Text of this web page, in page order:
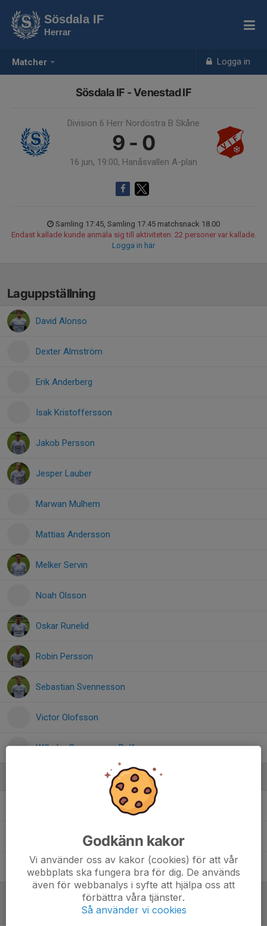
Matcher Logga in
Sösdala IF
Herrar
Sösdala IF - Venestad IF
Division 6 Herr Nordöstra B Skåne
9 - 0
16 jun, 19:00, Hanåsvallen A-plan
Samling 17:45, Samling 17.45 matchsnack 18.00
Endast kallade kunde anmäla sig till aktiviteten. 22 personer var kallade.
Logga in här
Laguppställning
David Alonso
Dexter Almström
Erik Anderberg
Isak Kristoffersson
Jakob Persson
Jesper Lauber
Marwan Mulhem
Mattias Andersson
Melker Servin
Noah Olsson
Oskar Runelid
Robin Persson
Sebastian Svennesson
Victor Olofsson
Wilhelm Gunnarsson Rolf
Marcos ClarinssonAssisterande tränare
Mathias FridolfHuvudtränare
Mats LarssonAssisterande tränare
Godkänn kakor
Vi använder oss av kakor (cookies) för att vår
webbplats ska fungera bra för dig. De används
även för webbanalys i syfte att hjälpa oss att
förbättra våra tjänster.
Så använder vi cookies